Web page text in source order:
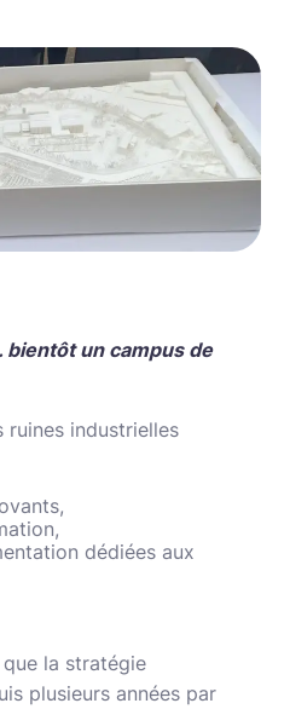
bientôt un campus de
ruines industrielles
dédiées aux
la stratégie
plusieurs années par